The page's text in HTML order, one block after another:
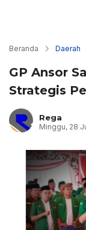
Beranda Daerah
GP Ansor
Strategis
Rega
Minggu, 28